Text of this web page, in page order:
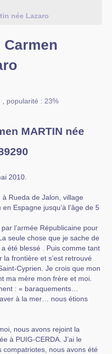
née Lazaro
popularité : 23%
MARTIN née
2010.
Rueda de Jalon, village
Espagne jusqu’à l’âge de 5
l’armée Républicaine pour
seule chose que je sache de
été blessé . Puis comme tant
la frontière et s’est retrouvé
Cyprien. Je crois que mon
ma mère mon frère et moi.
: « baraquements…
à la mer… nous étions
nous avons rejoint la
à PUIG-CERDA. J’ai le
compatriotes, nous avons été